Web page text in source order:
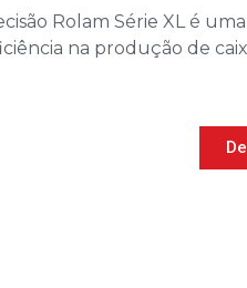
Rolam Série XL é
na produção de